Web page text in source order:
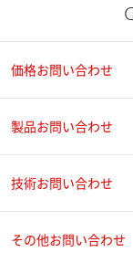
価格お問い合わせ
製品お問い合わせ
技術お問い合わせ
その他お問い合わせ